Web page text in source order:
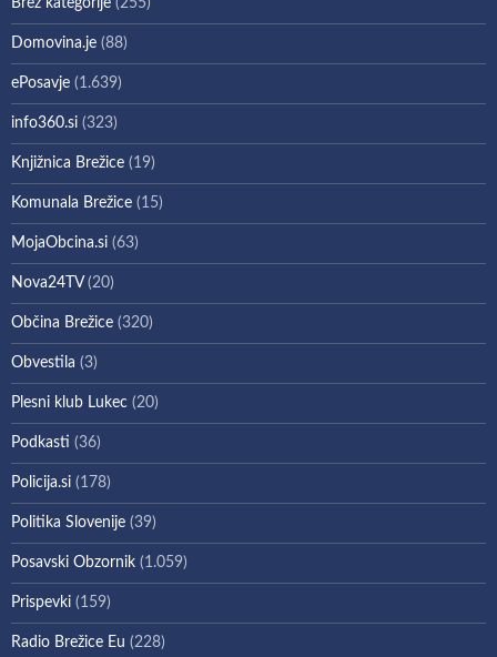
Brez kategorije (255)
Domovina.je (88)
ePosavje (1.639)
info360.si (323)
Knjižnica Brežice (19)
Komunala Brežice (15)
MojaObcina.si (63)
Nova24TV(20)
Občina Brežice (320)
Obvestila (3)
Plesni klub Lukec (20)
Podkasti (36)
Policija.si (178)
Politika Slovenije (39)
Posavski Obzornik (1.059)
Prispevki (159)
Radio Brežice Eu (228)